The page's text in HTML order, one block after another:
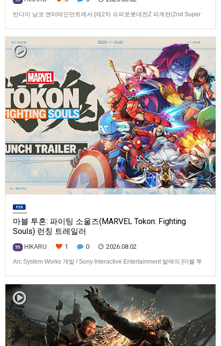
반다이 남코 엔터테인먼트에서 [제2차 슈퍼로봇대전Z 파계편(2nd Super
판[제2차 슈퍼로봇대전Z 파계편]은 2011년 PSP로 발매되었으며, 2012년
에 발매되었던 [제2…
마블 투혼: 파이팅 소울즈(MARVEL Tokon: Fighting
Souls) 런칭 트레일러
99 HIKARU 1 0 2026.08.02
Arc System Works 개발 / Sony Interactive Entertainment 발매의 [마블 투
로 예정.